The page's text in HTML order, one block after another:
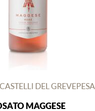
DEL GREVEPESA
MAGGESE